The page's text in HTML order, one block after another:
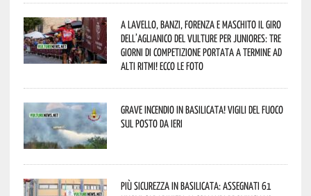
A Lavello, Banzi, Forenza e Maschito il Giro
dell’Aglianico del Vulture per juniores: tre
giorni di competizione portata a termine ad
alti ritmi! Ecco le foto
Grave incendio in Basilicata! Vigili del fuoco
sul posto da ieri
Più sicurezza in Basilicata: assegnati 61